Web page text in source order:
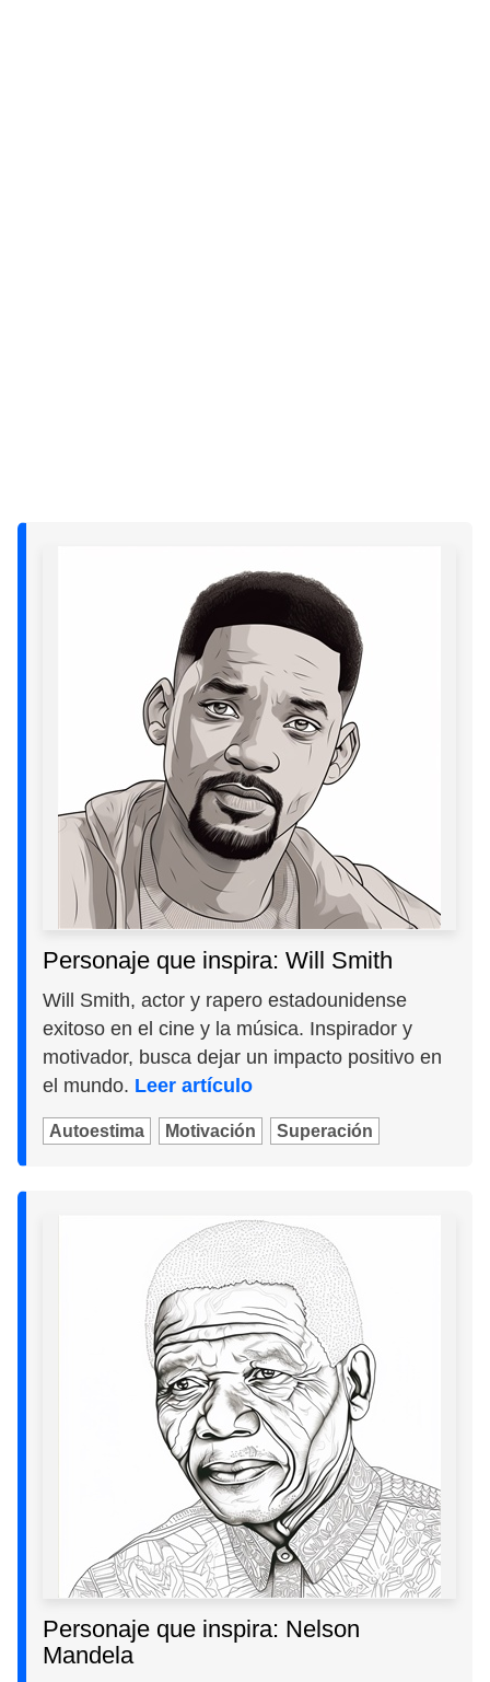
Personaje que inspira: Will Smith
Will Smith, actor y rapero estadounidense
exitoso en el cine y la música. Inspirador y
motivador, busca dejar un impacto positivo en
el mundo. Leer artículo
Autoestima Motivación Superación
Personaje que inspira: Nelson
Mandela